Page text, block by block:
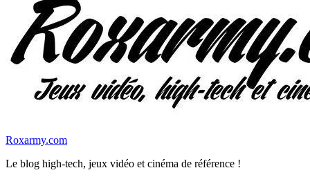
Roxarmy.com
Le blog high-tech, jeux vidéo et cinéma de référence !